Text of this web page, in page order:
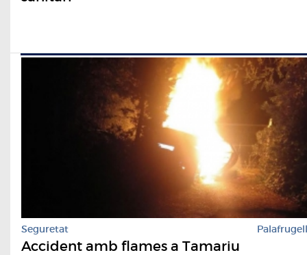
Seguretat Palafrugell
Accident amb flames a Tamariu